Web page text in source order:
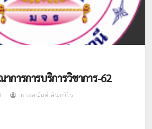
การการบริการวิชาการ-62
พระอนันต์ อินฺทวีโร